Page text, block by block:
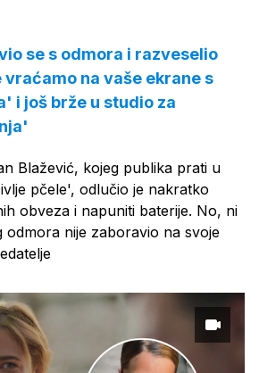
se s odmora i razveselio
na vaše ekrane s
i još brže u studio za
Blažević, kojeg publika prati u
pčele', odlučio je nakratko
obveza i napuniti baterije. No, ni
odmora nije zaboravio na svoje